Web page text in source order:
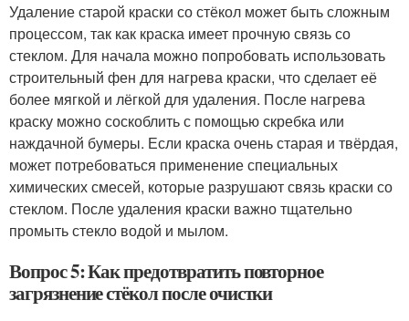
Удаление старой краски со стёкол может быть сложным
процессом, так как краска имеет прочную связь со
стеклом. Для начала можно попробовать использовать
строительный фен для нагрева краски, что сделает её
более мягкой и лёгкой для удаления. После нагрева
краску можно соскоблить с помощью скребка или
наждачной бумеры. Если краска очень старая и твёрдая,
может потребоваться применение специальных
химических смесей, которые разрушают связь краски со
стеклом. После удаления краски важно тщательно
промыть стекло водой и мылом.
Вопрос 5: Как предотвратить повторное
загрязнение стёкол после очистки